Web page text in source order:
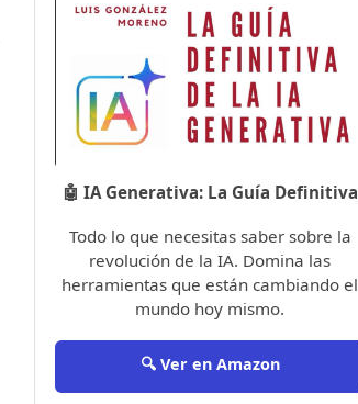
🤖 IA Generativa: La Guía Definitiva
Todo lo que necesitas saber sobre la
revolución de la IA. Domina las
herramientas que están cambiando el
mundo hoy mismo.
🔍 Ver en Amazon